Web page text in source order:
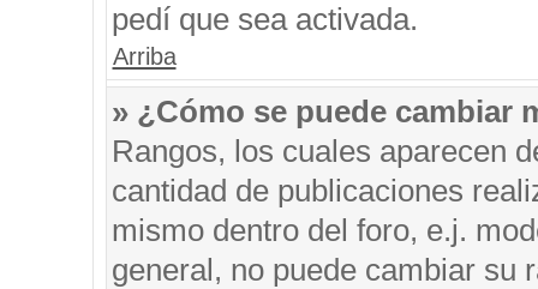
pedí que sea activada.
Arriba
» ¿Cómo se puede cambiar
Rangos, los cuales aparecen
cantidad de publicaciones
mismo dentro del foro, e.j.
general, no puede cambiar su